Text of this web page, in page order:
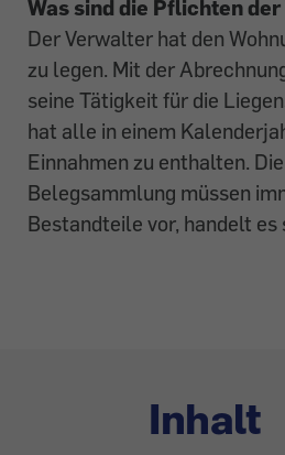
Was sind die Pflichten
Der Verwalter hat den
zu legen. Mit der
seine Tätigkeit für die
hat alle in einem
Einnahmen zu enthalten.
Belegsammlung müssen
Bestandteile vor, handelt
Inhalt